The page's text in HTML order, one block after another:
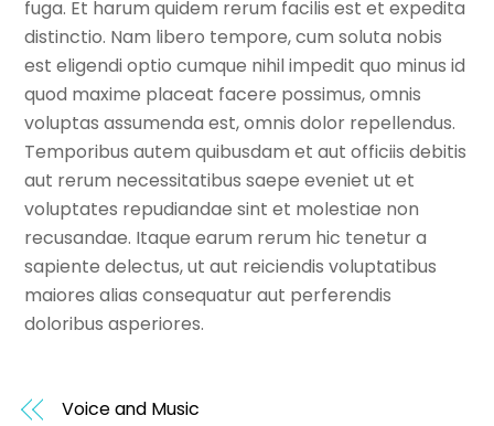
fuga. Et harum quidem rerum facilis est et expedita
distinctio. Nam libero tempore, cum soluta nobis
est eligendi optio cumque nihil impedit quo minus id
quod maxime placeat facere possimus, omnis
voluptas assumenda est, omnis dolor repellendus.
Temporibus autem quibusdam et aut officiis debitis
aut rerum necessitatibus saepe eveniet ut et
voluptates repudiandae sint et molestiae non
recusandae. Itaque earum rerum hic tenetur a
sapiente delectus, ut aut reiciendis voluptatibus
maiores alias consequatur aut perferendis
doloribus asperiores.
Voice and Music